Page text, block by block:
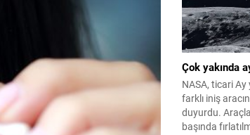
Çok yakında
NASA, ticari
farklı iniş
duyurdu.
başında